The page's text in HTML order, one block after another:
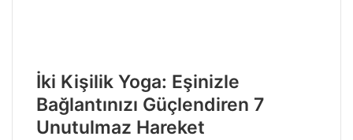
İki Kişilik Yoga: Eşinizle
Bağlantınızı Güçlendiren 7
Unutulmaz Hareket